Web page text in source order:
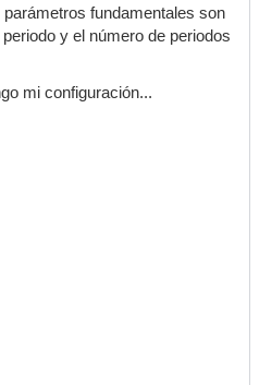
fundamentales son
y el número de periodos
mi configuración...